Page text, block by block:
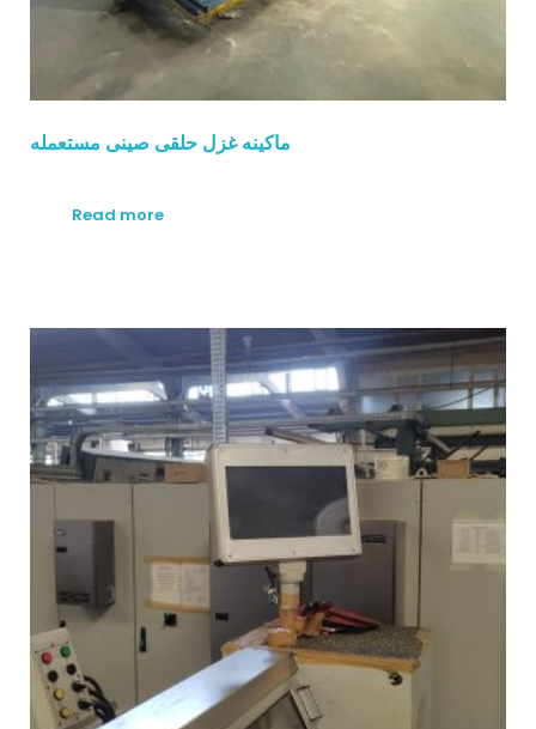
ماكينه غزل حلقى صينى مستعمله
Read more